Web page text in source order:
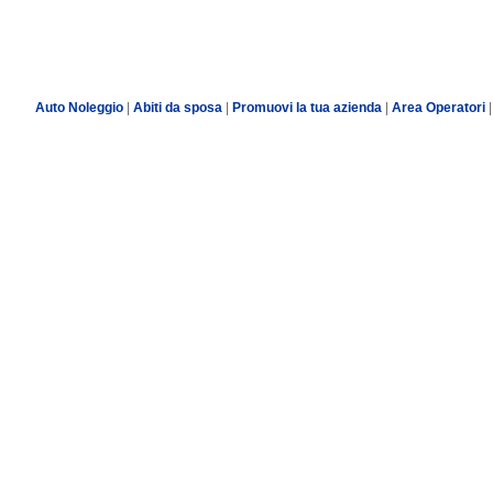
Auto Noleggio| Abiti da sposa| Promuovi la tua azienda Area Operatori